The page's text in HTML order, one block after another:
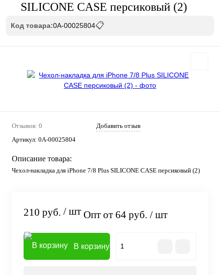
SILICONE CASE персиковый (2)
Код товара:0А-00025804📋
Отзывов: 0
Добавить отзыв
Артикул: 0А-00025804
Описание товара:
Чехол-накладка для iPhone 7/8 Plus SILICONE CASE персиковый (2)
210 руб. / шт Опт от 64 руб. / шт
В корзину